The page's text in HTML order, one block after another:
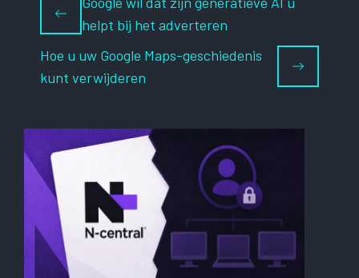
helpt bij het adverteren
Hoe u uw Google Maps-geschiedenis
kunt verwijderen